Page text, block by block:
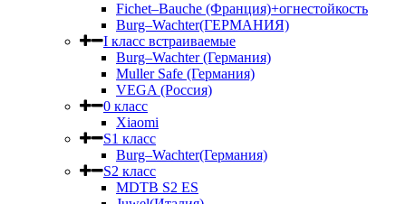
Fichet–Bauche (Франция)+огнестойкость
Burg–Wachter(ГЕРМАНИЯ)
I класс встраиваемые
Burg–Wachter (Германия)
Muller Safe (Германия)
VEGA (Россия)
0 класс
Xiaomi
S1 класс
Burg–Wachter(Германия)
S2 класс
MDTB S2 ES